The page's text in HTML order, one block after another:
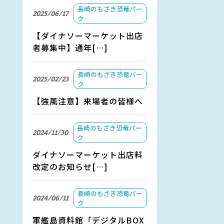
2025/06/17
長崎のもざき恐竜パー
ク
【ダイナソーマーケット出店
者募集中】通年[…]
2025/02/23
長崎のもざき恐竜パー
ク
【強風注意】来場者の皆様へ
2024/11/30
長崎のもざき恐竜パー
ク
ダイナソーマーケット出店料
改定のお知らせ[…]
2024/06/11
長崎のもざき恐竜パー
ク
軍艦島資料館「デジタルBOX